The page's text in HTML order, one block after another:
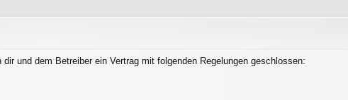
und dem Betreiber ein Vertrag mit folgenden Regelungen geschlossen: